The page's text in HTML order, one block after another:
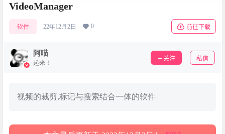
VideoManager
软件 22年12月2日 0 前往下载
阿喵
起来！
关注 私信
视频的裁剪,标记与搜索结合一体的软件